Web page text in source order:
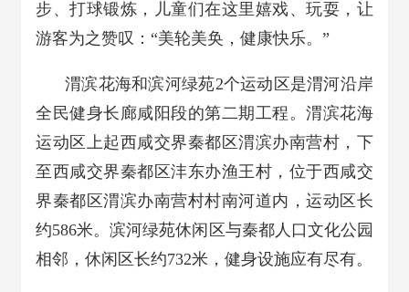
步、打球锻炼，儿童们在这里嬉戏、玩耍，让
游客为之赞叹：“美轮美奂，健康快乐。”
渭滨花海和滨河绿苑2个运动区是渭河沿岸
全民健身长廊咸阳段的第二期工程。渭滨花海
运动区上起西咸交界秦都区渭滨办南营村，下
至西咸交界秦都区沣东办渔王村，位于西咸交
界秦都区渭滨办南营村村南河道内，运动区长
约586米。滨河绿苑休闲区与秦都人口文化公园
相邻，休闲区长约732米，健身设施应有尽有。